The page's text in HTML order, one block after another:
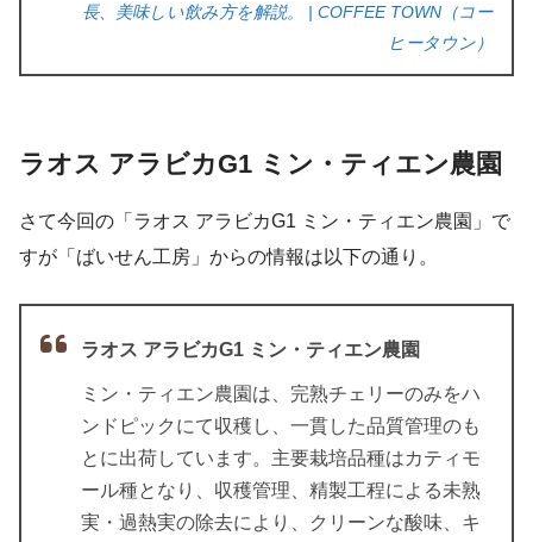
長、美味しい飲み方を解説。 | COFFEE TOWN（コー
ヒータウン）
ラオス アラビカG1 ミン・ティエン農園
さて今回の「ラオス アラビカG1 ミン・ティエン農園」で
すが「ばいせん工房」からの情報は以下の通り。
ラオス アラビカG1 ミン・ティエン農園
ミン・ティエン農園は、完熟チェリーのみをハ
ンドピックにて収穫し、一貫した品質管理のも
とに出荷しています。主要栽培品種はカティモ
ール種となり、収穫管理、精製工程による未熟
実・過熱実の除去により、クリーンな酸味、キ